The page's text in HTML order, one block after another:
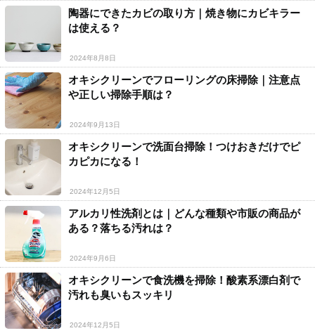
陶器にできたカビの取り方｜焼き物にカビキラー
は使える？
2024年8月8日
オキシクリーンでフローリングの床掃除｜注意点
や正しい掃除手順は？
2024年9月13日
オキシクリーンで洗面台掃除！つけおきだけでピ
カピカになる！
2024年12月5日
アルカリ性洗剤とは｜どんな種類や市販の商品が
ある？落ちる汚れは？
2024年9月6日
オキシクリーンで食洗機を掃除！酸素系漂白剤で
汚れも臭いもスッキリ
2024年12月5日